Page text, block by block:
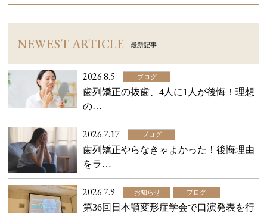
NEWEST ARTICLE 最新記事
2026.8.5 ブログ
歯列矯正の抜歯、4人に1人が後悔！理想
の…
2026.7.17 ブログ
歯列矯正やらなきゃよかった！後悔理由
をラ…
2026.7.9 お知らせ ブログ
第36回日本顎変形症学会で口演発表を行